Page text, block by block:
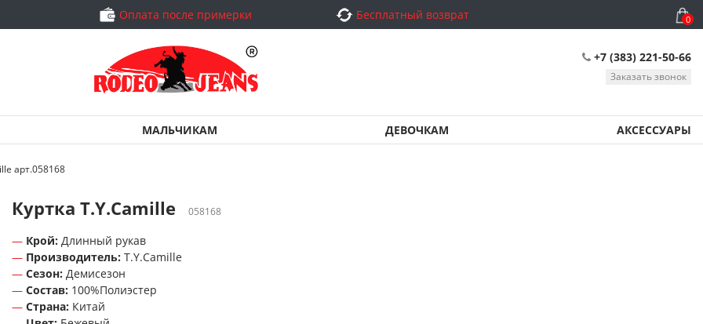
Оплата после примерки Бесплатный возврат 0
+7 (383) 221-50-66
Заказать звонок
МАЛЬЧИКАМ ДЕВОЧКАМ АКСЕССУАРЫ
арт.058168
Куртка T.Y.Camille 058168
Крой: Длинный рукав
Производитель: T.Y.Camille
Сезон: Демисезон
Состав: 100%Полиэстер
Страна: Китай